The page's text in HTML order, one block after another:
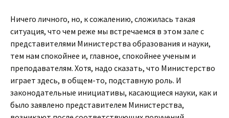
Ничего личного, но, к сожалению, сложилась такая
ситуация, что чем реже мы встречаемся в этом зале с
представителями Министерства образования и науки,
тем нам спокойнее и, главное, спокойнее ученым и
преподавателям. Хотя, надо сказать, что Министерство
играет здесь, в общем-то, подставную роль. И
законодательные инициативы, касающиеся науки, как и
было заявлено представителем Министерства,